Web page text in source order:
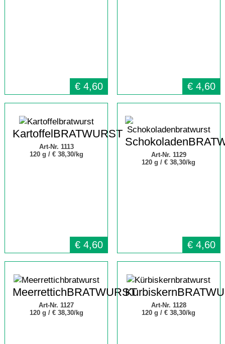
€ 4,60 € 4,60
KartoffelBRATWURST
Art-Nr. 1113
120 g / € 38,30/kg
€ 4,60
Art-Nr. 1129
120 g /€ 38,30/kg
€ 4,60
MeerrettichBRATWURST
Art-Nr. 1127
120 g / € 38,30/kg
Art-Nr. 1128
120 g /€ 38,30/kg